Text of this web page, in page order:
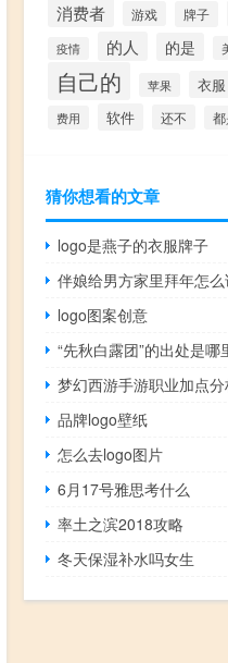
消费者 游戏 牌子
疫情 的人 的是
自己的 苹果 衣服
费用 软件 还不 都
猜你想看的文章
logo是燕子的衣服牌子
伴娘给男方家里拜年怎
logo图案创意
“先秋白露团”的出处是哪
梦幻西游手游职业加点
品牌logo壁纸
怎么去logo图片
6月17号雅思考什么
率土之滨2018攻略
冬天保湿补水吗女生